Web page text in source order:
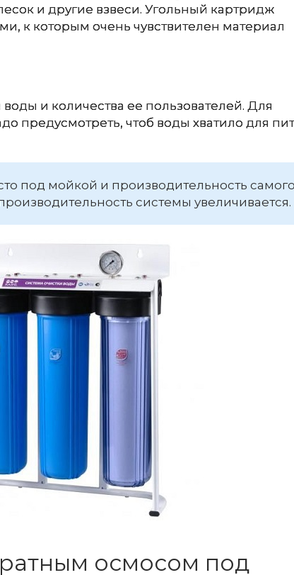
и другие взвеси. Угольный картридж
к которым очень чувствителен материал
и количества ее пользователей. Для
предусмотреть, чтоб воды хватило для
под мойкой и производительность самого
системы увеличивается.
осмосом под